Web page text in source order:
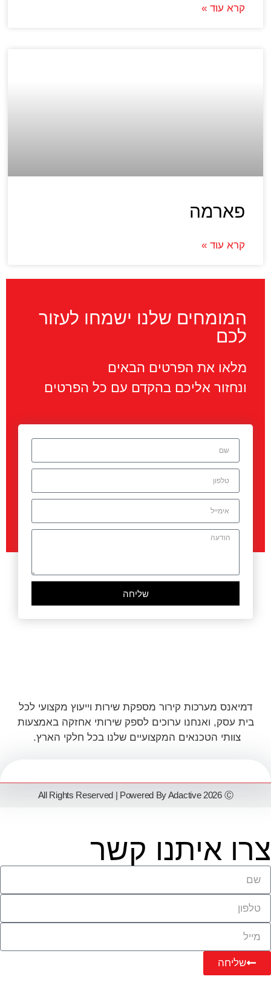
קרא עוד »
פארמה
קרא עוד »
המומחים שלנו ישמחו לעזור
לכם
מלאו את הפרטים הבאים
ונחזור אליכם בהקדם עם כל הפרטים
שליחה
דמיאנס מערכות קירור מספקת שירות וייעוץ מקצועי לכל
בית עסק, ואנחנו ערוכים לספק שירותי אחזקה באמצעות
צוותי הטכנאים המקצועיים שלנו בכל חלקי הארץ.
All Rights Reserved | Powered By Adactive 2026 Ⓒ
צרו איתנו קשר
שליחה